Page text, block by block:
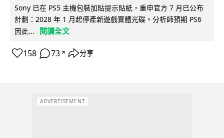
Sony 已在 PS5 主機包裝加貼提示貼紙，重申官方 7 月已公布
計劃：2028 年 1 月起停產新遊戲實體光碟。分析師預期 PS6
因此...
閱讀全文
158 73 ↗ 分享
ADVERTISEMENT